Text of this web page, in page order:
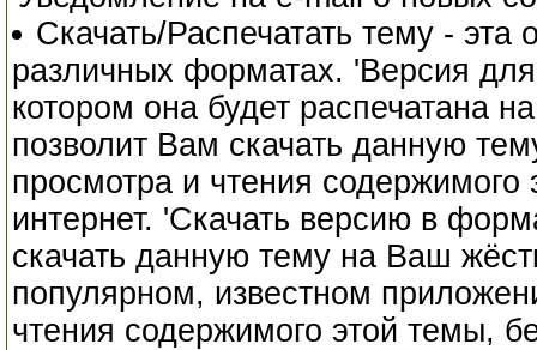
Скачать/Распечатать тему - эта
различных форматах. 'Версия
котором она будет распечатана
позволит Вам скачать данную
просмотра и чтения
интернет. 'Скачать версию в
скачать данную тему на Ваш
популярном, известном
чтения содержимого этой темы,